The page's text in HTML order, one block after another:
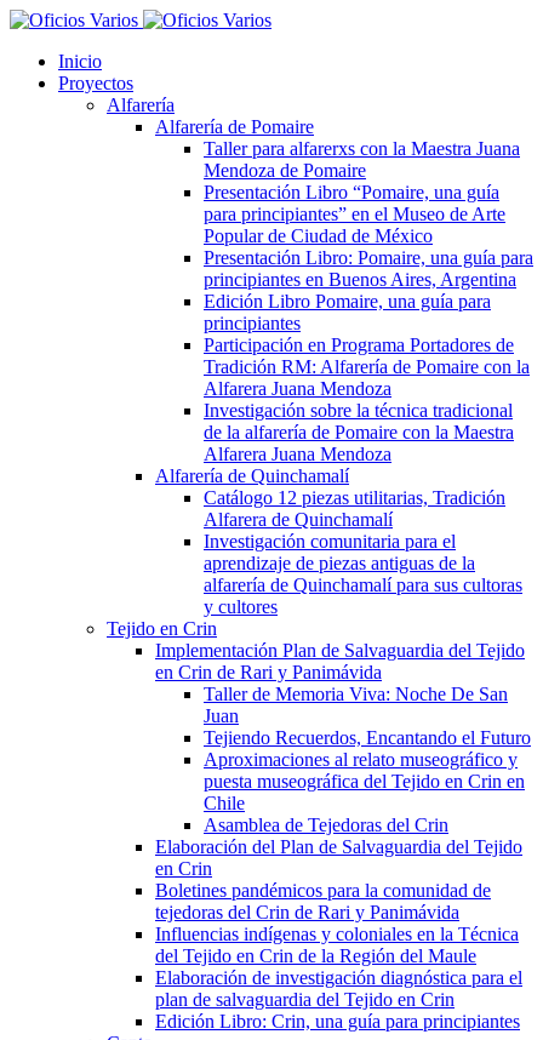
Inicio
Proyectos
Alfarería
Alfarería de Pomaire
Taller para alfarerxs con la Maestra Juana
Mendoza de Pomaire
Presentación Libro “Pomaire, una guía
para principiantes” en el Museo de Arte
Popular de Ciudad de México
Presentación Libro: Pomaire, una guía para
principiantes en Buenos Aires, Argentina
Edición Libro Pomaire, una guía para
principiantes
Participación en Programa Portadores de
Tradición RM: Alfarería de Pomaire con la
Alfarera Juana Mendoza
Investigación sobre la técnica tradicional
de la alfarería de Pomaire con la Maestra
Alfarera Juana Mendoza
Alfarería de Quinchamalí
Catálogo 12 piezas utilitarias, Tradición
Alfarera de Quinchamalí
Investigación comunitaria para el
aprendizaje de piezas antiguas de la
alfarería de Quinchamalí para sus cultoras
y cultores
Tejido en Crin
Implementación Plan de Salvaguardia del Tejido
en Crin de Rari y Panimávida
Taller de Memoria Viva: Noche De San
Juan
Tejiendo Recuerdos, Encantando el Futuro
Aproximaciones al relato museográfico y
puesta museográfica del Tejido en Crin en
Chile
Asamblea de Tejedoras del Crin
Elaboración del Plan de Salvaguardia del Tejido
en Crin
Boletines pandémicos para la comunidad de
tejedoras del Crin de Rari y Panimávida
Influencias indígenas y coloniales en la Técnica
del Tejido en Crin de la Región del Maule
Elaboración de investigación diagnóstica para el
plan de salvaguardia del Tejido en Crin
Edición Libro: Crin, una guía para principiantes